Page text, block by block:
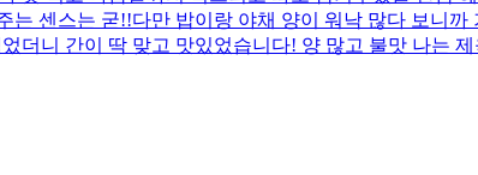
센스는 굳!! ​다만 밥이랑 야채 양이 워낙 많다 보니
더니 간이 딱 맞고 맛있었습니다! 양 많고 불맛 나는